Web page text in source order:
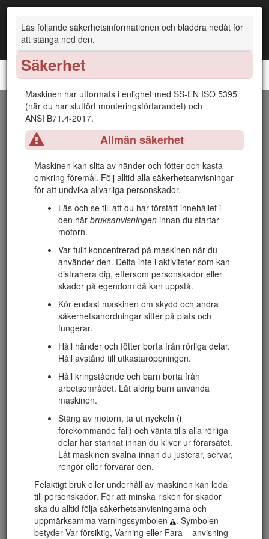
Läs följande säkerhetsinformationen och bläddra nedåt för
att stänga ned den.
Säkerhet
Maskinen har utformats i enlighet med SS-EN ISO 5395
(när du har slutfört monteringsförfarandet) och
ANSI B71.4-2017.
Allmän säkerhet
Maskinen kan slita av händer och fötter och kasta
omkring föremål. Följ alltid alla säkerhetsanvisningar
för att undvika allvarliga personskador.
Läs och se till att du har förstått innehållet i
den här bruksanvisningen innan du startar
motorn.
Var fullt koncentrerad på maskinen när du
använder den. Delta inte i aktiviteter som kan
distrahera dig, eftersom personskador eller
skador på egendom då kan uppstå.
Kör endast maskinen om skydd och andra
säkerhetsanordningar sitter på plats och
fungerar.
Håll händer och fötter borta från rörliga delar.
Håll avstånd till utkastaröppningen.
Håll kringstående och barn borta från
arbetsområdet. Låt aldrig barn använda
maskinen.
Stäng av motorn, ta ut nyckeln (i
förekommande fall) och vänta tills alla rörliga
delar har stannat innan du kliver ur förarsätet.
Låt maskinen svalna innan du justerar, servar,
rengör eller förvarar den.
Felaktigt bruk eller underhåll av maskinen kan leda
till personskador. För att minska risken för skador
ska du alltid följa säkerhetsanvisningarna och
uppmärksamma varningssymbolen
. Symbolen
betyder Var försiktig, Varning eller Fara – anvisning
Groundsmaster® 4300-D-traktorenhet
Introduktion
Maskinen är en åkgräsklippare med roterande knivar som är
avsedd att användas av yrkesförare som har anlitats för
kommersiellt arbete. Den är primärt konstruerad för att
klippa gräs på väl underhållna parkgräsmattor,
sportanläggningar och kommersiella anläggningar. Det kan
i andra syften än vad som avsetts.
Läs den här informationen noga så att du lär dig att använda
person- och produktskador. Du är ansvarig för att produkten
används på ett korrekt och säkert sätt.
Besök www.Toro.com om du behöver utbildningsmaterial för
hitta en återförsäljare eller om du vill registrera din produkt.
Kontakta en auktoriserad återförsäljare eller Toros
till hands om du har behov av service, Toro-originaldelar
eller ytterligare information. Figur1visar var på produkten
modell- och serienumren sitter. Skriv numren i det tomma
Important: Skanna rutkoden på serienummerdekalen (i
förekommande fall) med en mobil enhet för att få
tillgång till information om garanti, reservdelar och